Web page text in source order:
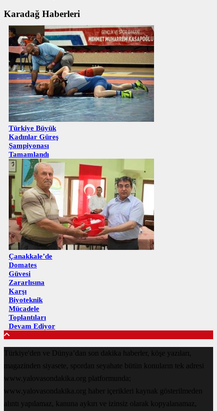
Karadağ Haberleri
Türkiye Büyük
Kadınlar Güreş
Şampiyonası
Tamamlandı
Çanakkale’de
Domates
Güvesi
Zararlısına
Karşı
Biyoteknik
Mücadele
Toplantıları
Devam Ediyor
Türkiye'den ve Dünya’dan son dakika haberler, köşe yazıları,
magazinden siyasete, spordan seyahate bütün konuların tek adresi
www.yalovasondakika.org platformunda;
www.yalovasondakika.org haber içerikleri kaynak gösterilmeden
alıntı yapılamaz, kanuna aykırı ve izinsiz olarak kopyalanamaz,